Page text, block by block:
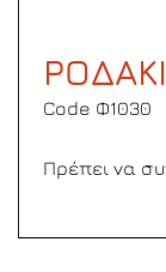
Code Φ1030
Πρέπει να